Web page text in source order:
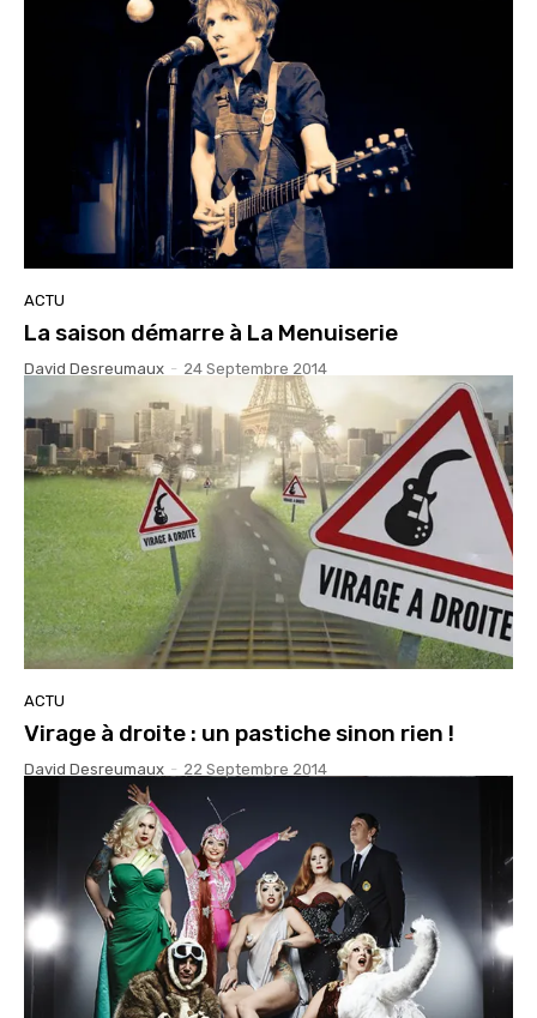
ACTU
La saison démarre à La Menuiserie
David Desreumaux - 24 Septembre 2014
ACTU
Virage à droite : un pastiche sinon rien !
David Desreumaux - 22 Septembre 2014